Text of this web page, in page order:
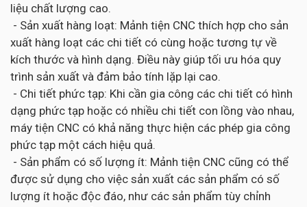
liệu chất lượng cao.
- Sản xuất hàng loạt: Mảnh tiện CNC thích hợp cho sản
xuất hàng loạt các chi tiết có cùng hoặc tương tự về
kích thước và hình dạng. Điều này giúp tối ưu hóa quy
trình sản xuất và đảm bảo tính lặp lại cao.
- Chi tiết phức tạp: Khi cần gia công các chi tiết có hình
dạng phức tạp hoặc có nhiều chi tiết con lồng vào nhau,
máy tiện CNC có khả năng thực hiện các phép gia công
phức tạp một cách hiệu quả.
- Sản phẩm có số lượng ít: Mảnh tiện CNC cũng có thể
được sử dụng cho việc sản xuất các sản phẩm có số
lượng ít hoặc độc đáo, như các sản phẩm tùy chỉnh